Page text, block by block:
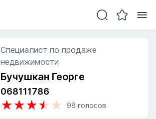
Специалист по продаже
недвижимости
Бучушкан Георге
068111786
★
★
★
★
★ 98 голосов